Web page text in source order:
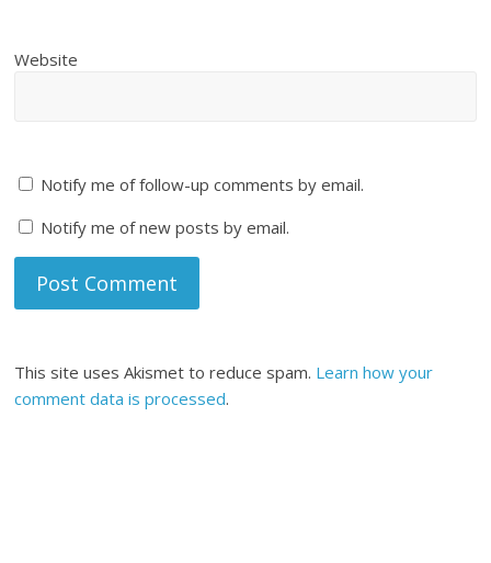
Website
Notify me of follow-up comments by email.
Notify me of new posts by email.
This site uses Akismet to reduce spam. Learn how your
comment data is processed.